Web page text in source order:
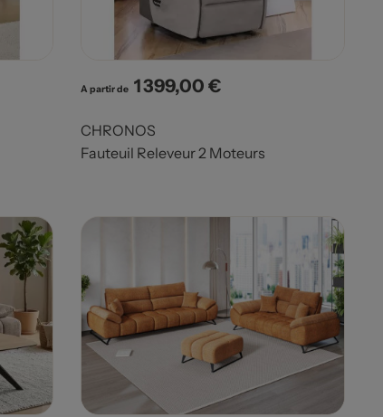
A partir de Prix
1 399,00 €
CHRONOS
Fauteuil Releveur 2 Moteurs